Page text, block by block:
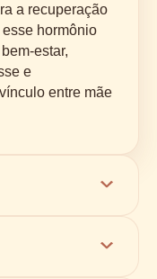
a recuperação
hormônio
estar,
e
entre mãe